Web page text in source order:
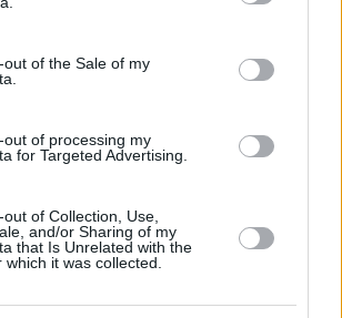
to Google and its third-party tags to
specified purposes in below Google
out of the Sale of my
out of processing my
for Targeted Advertising.
of Collection, Use,
and/or Sharing of my
that Is Unrelated with the
it was collected.
παρότι το δημοψήφισμα
τις εξελίξεις σε τόσο γρήγορο
τη δυνατότητα και στις δύο
ένα βήμα πίσω».
δίχως αναδιάρθρωση του
μπορούσε να βγει ποτέ στις
πρόσωπο που είχαν κρίσιμο
προσωπική ατζέντα»